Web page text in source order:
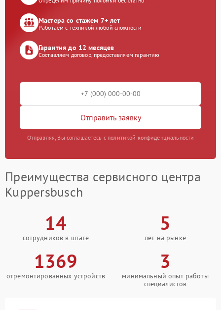
Мастера со стажем 7+ лет
Работаем с техникой любой сложности
Гарантия до 12 месяцев
Составляем договор, предоставляем гарантию
Отправить заявку
Отправляя, Вы соглашаетесь с политикой конфиденциальности
Преимущества сервисного центра
Kuppersbusch
14
сотрудников в штате
5
лет на рынке
1369
отремонтированных устройств
3
минимальный опыт работы
специалистов